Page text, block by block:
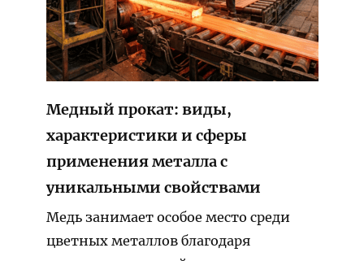
Медный прокат: виды,
характеристики и сферы
применения металла с
уникальными свойствами
Медь занимает особое место среди
цветных металлов благодаря